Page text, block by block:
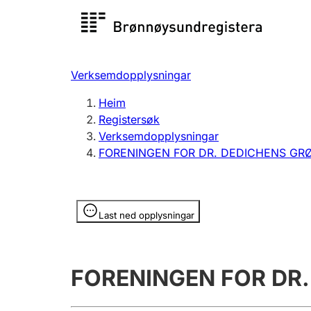
Registersøk
Registrere, endre, slette
Verksemdopplysningar
Heim
Registersøk
Verksemdopplysningar
FORENINGEN FOR DR. DEDICHENS
Last ned opplysningar
Opplysninger er skjult
FORENINGEN FOR